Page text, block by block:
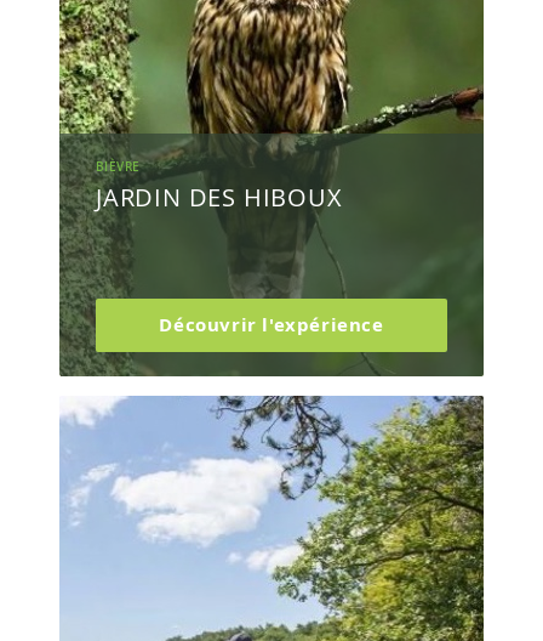
BIÈVRE
JARDIN DES HIBOUX
Découvrir l'expérience